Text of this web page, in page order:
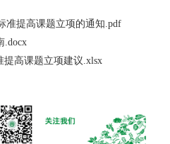
准提高课题立项的通知.pdf
.docx
提高课题立项建议.xlsx